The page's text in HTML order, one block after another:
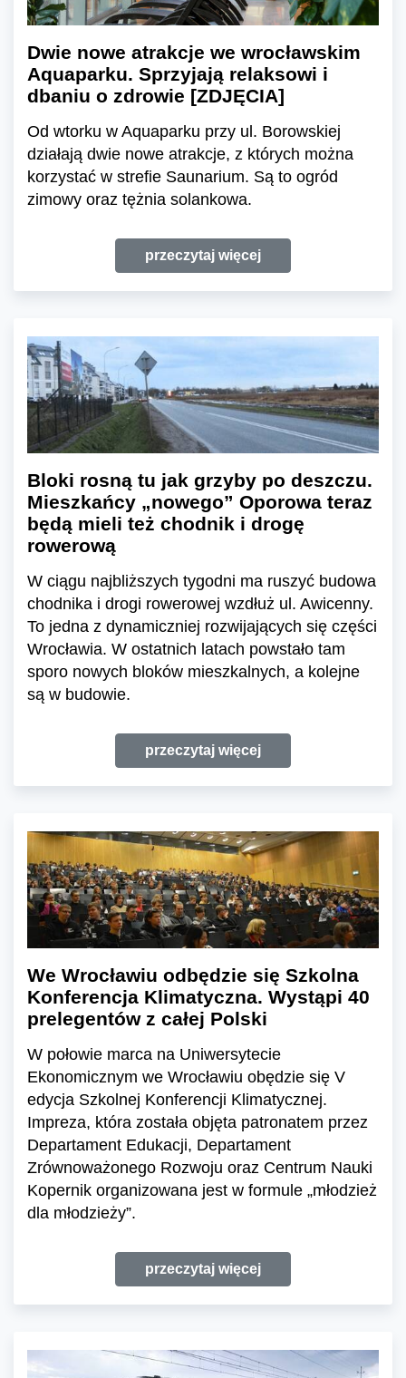
Dwie nowe atrakcje we wrocławskim
Aquaparku. Sprzyjają relaksowi i
dbaniu o zdrowie [ZDJĘCIA]
Od wtorku w Aquaparku przy ul. Borowskiej
działają dwie nowe atrakcje, z których można
korzystać w strefie Saunarium. Są to ogród
zimowy oraz tężnia solankowa.
przeczytaj więcej
Bloki rosną tu jak grzyby po deszczu.
Mieszkańcy „nowego” Oporowa teraz
będą mieli też chodnik i drogę
rowerową
W ciągu najbliższych tygodni ma ruszyć budowa
chodnika i drogi rowerowej wzdłuż ul. Awicenny.
To jedna z dynamiczniej rozwijających się części
Wrocławia. W ostatnich latach powstało tam
sporo nowych bloków mieszkalnych, a kolejne
są w budowie.
przeczytaj więcej
We Wrocławiu odbędzie się Szkolna
Konferencja Klimatyczna. Wystąpi 40
prelegentów z całej Polski
W połowie marca na Uniwersytecie
Ekonomicznym we Wrocławiu obędzie się V
edycja Szkolnej Konferencji Klimatycznej.
Impreza, która została objęta patronatem przez
Departament Edukacji, Departament
Zrównoważonego Rozwoju oraz Centrum Nauki
Kopernik organizowana jest w formule „młodzież
dla młodzieży”.
przeczytaj więcej